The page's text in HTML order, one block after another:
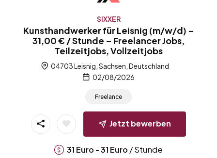
SIXXER
Kunsthandwerker für Leisnig (m/w/d) –
31,00 € / Stunde – Freelancer Jobs,
Teilzeitjobs, Vollzeitjobs
04703 Leisnig, Sachsen, Deutschland
02/08/2026
Freelance
Jetzt bewerben
31 Euro -31 Euro / Stunde